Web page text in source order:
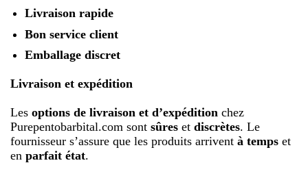
Livraison rapide
Bon service client
Emballage discret
Livraison et expédition
Les options de livraison et d’expédition chez
Purepentobarbital.com sont sûres et discrètes. Le
fournisseur s’assure que les produits arrivent à temps et
en parfait état.